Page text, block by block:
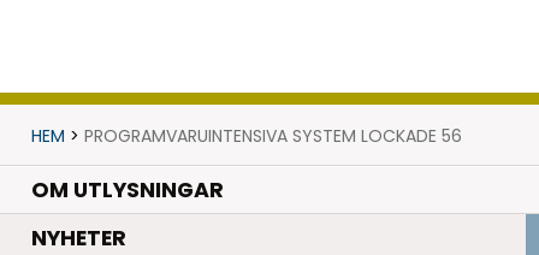
HEM > PROGRAMVARUINTENSIVA SYSTEM LOCKADE 56
OM UTLYSNINGAR
NYHETER.